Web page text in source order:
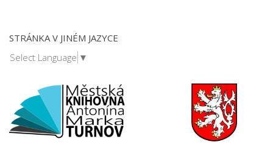
STRÁNKA V JINÉM JAZYCE
Select Language ▼